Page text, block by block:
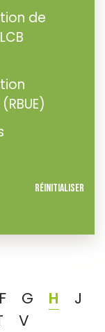
de
Réinitialiser
F G H
J
V